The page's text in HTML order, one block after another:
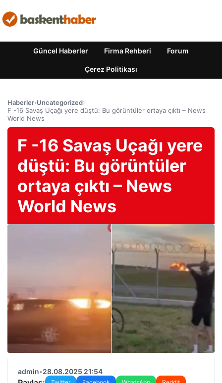
Güncel Haberler Firma Rehberi Forum
Çerez Politikası
Haberler›Uncategorized›
F -16 Savaş Uçağı yere düştü: Bu görüntüler ortaya çıktı – News
World News
F -16 Savaş Uçağı yere
düştü: Bu görüntüler
ortaya çıktı – News
World News
admin•28.08.2025 21:54